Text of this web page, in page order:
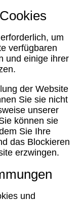
um
verfügbaren
und einige ihrer
der Website
Sie sie nicht
unserer
können sie
Sie Ihre
das Blockieren
erzwingen.
und